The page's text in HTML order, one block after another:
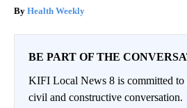
Health Weekly
BE PART OF THE
KIFI Local News 8 is committed
civil and constructive conversation.